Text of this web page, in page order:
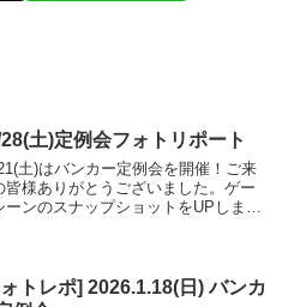
土)定例会フォトリポート
土)はバンカー定例会を開催！ご来
皆様ありがとうございました。ゲー
ーンのスナップショットをUPしまし
トレポ] 2026.1.18(日) バンカ